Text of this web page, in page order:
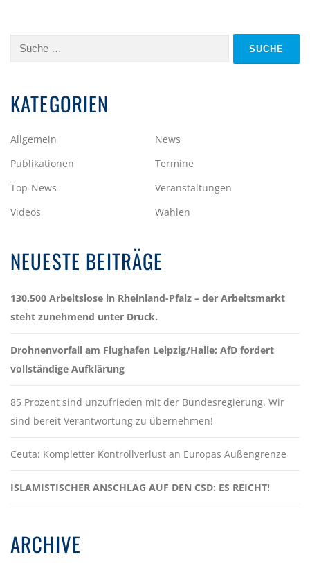
Suche
KATEGORIEN
Allgemein
News
Publikationen
Termine
Top-News
Veranstaltungen
Videos
Wahlen
NEUESTE BEITRÄGE
130.500 Arbeitslose in Rheinland-Pfalz – der Arbeitsmarkt
steht zunehmend unter Druck.
Drohnenvorfall am Flughafen Leipzig/Halle: AfD fordert
vollständige Aufklärung
85 Prozent sind unzufrieden mit der Bundesregierung. Wir
sind bereit Verantwortung zu übernehmen!
Ceuta: Kompletter Kontrollverlust an Europas Außengrenze
ISLAMISTISCHER ANSCHLAG AUF DEN CSD: ES REICHT!
ARCHIVE